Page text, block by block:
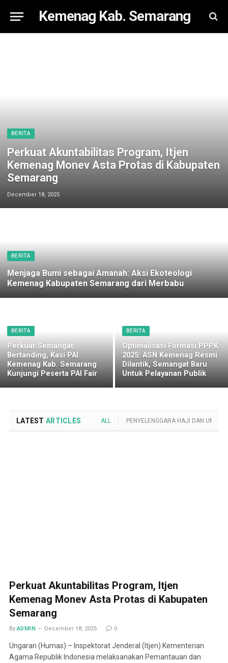
Kemenag Kab. Semarang
BERITA
Perkuat Akuntabilitas Program, Itjen
Kemenag Monev Asta Protas di Kabupaten
Semarang
December 18, 2025
BERITA
Menjaga Bumi sebagai Amanah: Aksi Ekoteologi
Kemenag Kabupaten Semarang dari Merbabu
BERITA
Perkuat Semangat
Bertanding, Kasi PAI
Kemenag Kab. Semarang
Kunjungi Peserta PAI Fair
BERITA
Optimalisasi Formasi PPPK
2025: ASN Kemenag Resmi
Dilantik, Semangat Baru
Untuk Pelayanan Publik
LATEST ARTICLES ALL PENYELENGGARA HAJI DAN UMROH
Perkuat Akuntabilitas Program, Itjen
Kemenag Monev Asta Protas di Kabupaten
Semarang
By ADMIN December 18, 2025 0
Ungaran (Humas) – Inspektorat Jenderal (Itjen) Kementerian
Agama Republik Indonesia melaksanakan Pemantauan dan